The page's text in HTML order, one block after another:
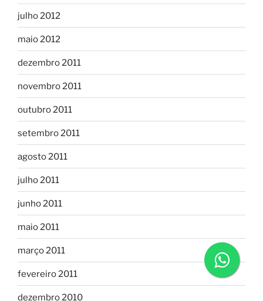
julho 2012
maio 2012
dezembro 2011
novembro 2011
outubro 2011
setembro 2011
agosto 2011
julho 2011
junho 2011
maio 2011
março 2011
fevereiro 2011
dezembro 2010